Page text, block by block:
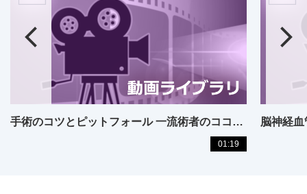
手術のコツとピットフォール 一流術者のココが知りたい
01:19
脳神経